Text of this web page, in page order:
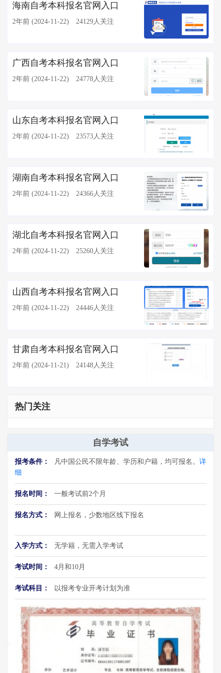
海南自考本科报名官网入口
2年前 (2024-11-22) 24129人关注
广西自考本科报名官网入口
2年前 (2024-11-22) 24778人关注
山东自考本科报名官网入口
2年前 (2024-11-22) 23573人关注
湖南自考本科报名官网入口
2年前 (2024-11-22) 24366人关注
湖北自考本科报名官网入口
2年前 (2024-11-22) 25260人关注
山西自考本科报名官网入口
2年前 (2024-11-22) 24446人关注
甘肃自考本科报名官网入口
2年前 (2024-11-21) 24148人关注
热门关注
自学考试
报考条件： 凡中国公民不限年龄、学历和户籍，均可报名。 详
细
报名时间： 一般考试前2个月
报名方式： 网上报名，少数地区线下报名
入学方式： 无学籍，无需入学考试
考试时间： 4月和10月
考试科目： 以报考专业开考计划为准